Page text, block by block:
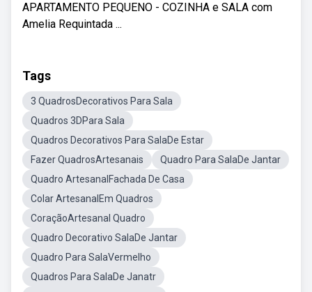
APARTAMENTO PEQUENO - COZINHA e SALA com
Amelia Requintada ...
Tags
3 QuadrosDecorativos Para Sala
Quadros 3DPara Sala
Quadros Decorativos Para SalaDe Estar
Fazer QuadrosArtesanais
Quadro Para SalaDe Jantar
Quadro ArtesanalFachada De Casa
Colar ArtesanalEm Quadros
CoraçãoArtesanal Quadro
Quadro Decorativo SalaDe Jantar
Quadro Para SalaVermelho
Quadros Para SalaDe Janatr